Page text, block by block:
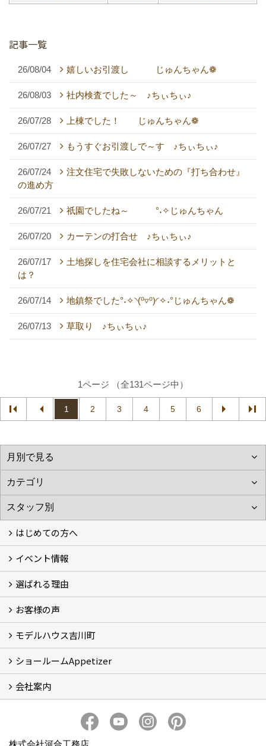
記事一覧
26/08/04 嬉しいお引渡し じゅんちゃん❁
26/08/03 社内検査でした～ ♪ちぃちぃ♪
26/07/28 上棟でした！ じゅんちゃん❁
26/07/27 もうすぐお引渡しで～す ♪ちぃちぃ♪
26/07/24
注文住宅で失敗しないための『打ち合わせ』
の進め方
26/07/21 祇園でしたね～ °˖✧じゅんちゃん
26/07/20 カーテンの打合せ ♪ちぃちぃ♪
26/07/17
土地探しを住宅会社に相談するメリットと
は？
26/07/14 地鎮祭でした°˖✧◝(⁰▿⁰)◜✧˖°じゅんちゃん❁
26/07/13 草取り ♪ちぃちぃ♪
1ページ （全131ページ中）
1 2 3 4 5 6
はじめての方へ
フォトギャラリー
性能について
自然素材のお家
オーナー様のおうち訪問
イベント情報
イベント情報
選ばれる理由
5つのやさしさ宣言
3つのプロ宣言
お家づくりスケジュール
お客様の声
お客様の声
モデルハウス吉川町
吉川町モデルハウス
ショールームAppetizer
Appetizer(ショールーム)
Appetizer(レンタルスペース)
会社案内
社長 河合智之の想い
求人情報 Recruit